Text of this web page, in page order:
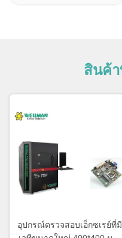
สินค้า
อุปกรณ์ตรวจสอบเอ็กซเรย์ที่มี